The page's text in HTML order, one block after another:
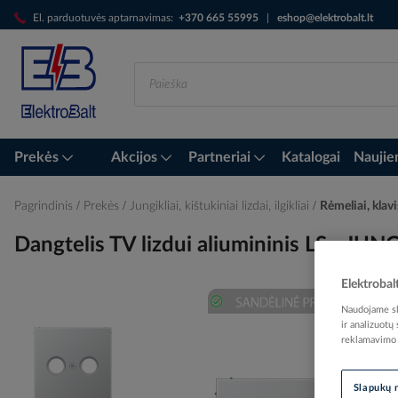
El. parduotuvės aptarnavimas: +370 665 55995 eshop@elektrobalt.lt
Skip
to
Content
Prekės Akcijos Partneriai Katalogai
Pagrindinis Prekės Jungikliai, kištukiniai lizdai, ilgikliai Rėmeliai,
Dangtelis TV lizdui aliumininis LS -
Naudojame
ir analizuotų
reklamavimo
Slapukų